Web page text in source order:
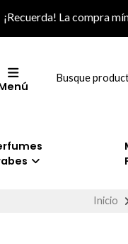
¡Recuerda! La compra
Inicio